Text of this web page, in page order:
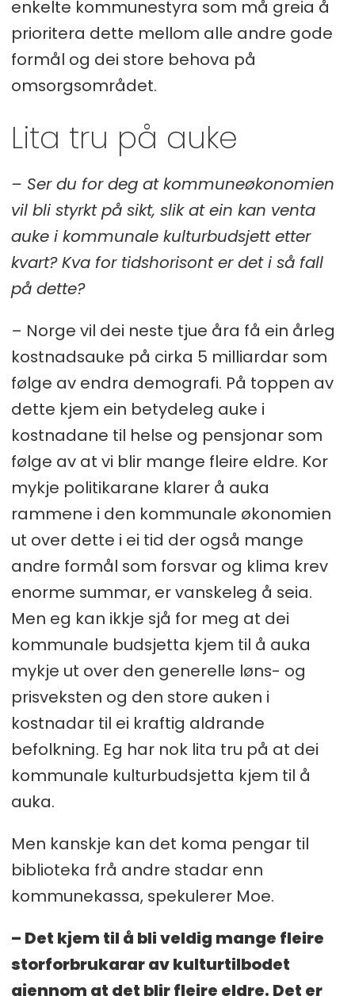
enkelte kommunestyra som må greia å
prioritera dette mellom alle andre gode
formål og dei store behova på
omsorgsområdet.
Lita tru på auke
– Ser du for deg at kommuneøkonomien
vil bli styrkt på sikt, slik at ein kan venta
auke i kommunale kulturbudsjett etter
kvart? Kva for tidshorisont er det i så fall
på dette?
– Norge vil dei neste tjue åra få ein årleg
kostnadsauke på cirka 5 milliardar som
følge av endra demografi. På toppen av
dette kjem ein betydeleg auke i
kostnadane til helse og pensjonar som
følge av at vi blir mange fleire eldre. Kor
mykje politikarane klarer å auka
rammene i den kommunale økonomien
ut over dette i ei tid der også mange
andre formål som forsvar og klima krev
enorme summar, er vanskeleg å seia.
Men eg kan ikkje sjå for meg at dei
kommunale budsjetta kjem til å auka
mykje ut over den generelle løns- og
prisveksten og den store auken i
kostnadar til ei kraftig aldrande
befolkning. Eg har nok lita tru på at dei
kommunale kulturbudsjetta kjem til å
auka.
Men kanskje kan det koma pengar til
biblioteka frå andre stadar enn
kommunekassa, spekulerer Moe.
– Det kjem til å bli veldig mange fleire
storforbrukarar av kulturtilbodet
gjennom at det blir fleire eldre. Det er